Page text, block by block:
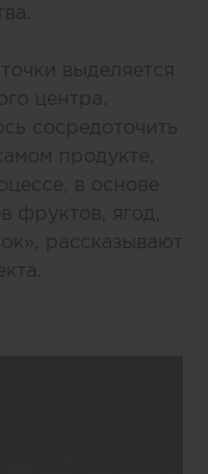
выделяется
центра.
сосредоточить
продукте,
в основе
фруктов, ягод,
рассказывают